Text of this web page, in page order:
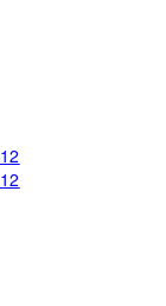
12
12